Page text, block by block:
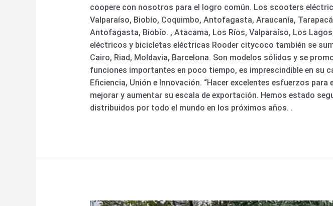
coopere con nosotros para el logro común. Los scooters
Valparaíso, Biobío, Coquimbo, Antofagasta, Araucanía,
Antofagasta, Biobío. , Atacama, Los Ríos, Valparaíso, Los
eléctricos y bicicletas eléctricas Rooder citycoco también se
Cairo, Riad, Moldavia, Barcelona. Son modelos sólidos y se
funciones importantes en poco tiempo, es imprescindible en su
Eficiencia, Unión e Innovación. “Hacer excelentes esfuerzos
mejorar y aumentar su escala de exportación. Hemos estado
distribuidos por todo el mundo en los próximos años. .